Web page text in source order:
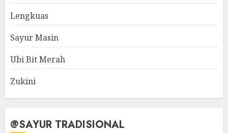
Lengkuas
Sayur Masin
Ubi Bit Merah
Zukini
@SAYUR TRADISIONAL